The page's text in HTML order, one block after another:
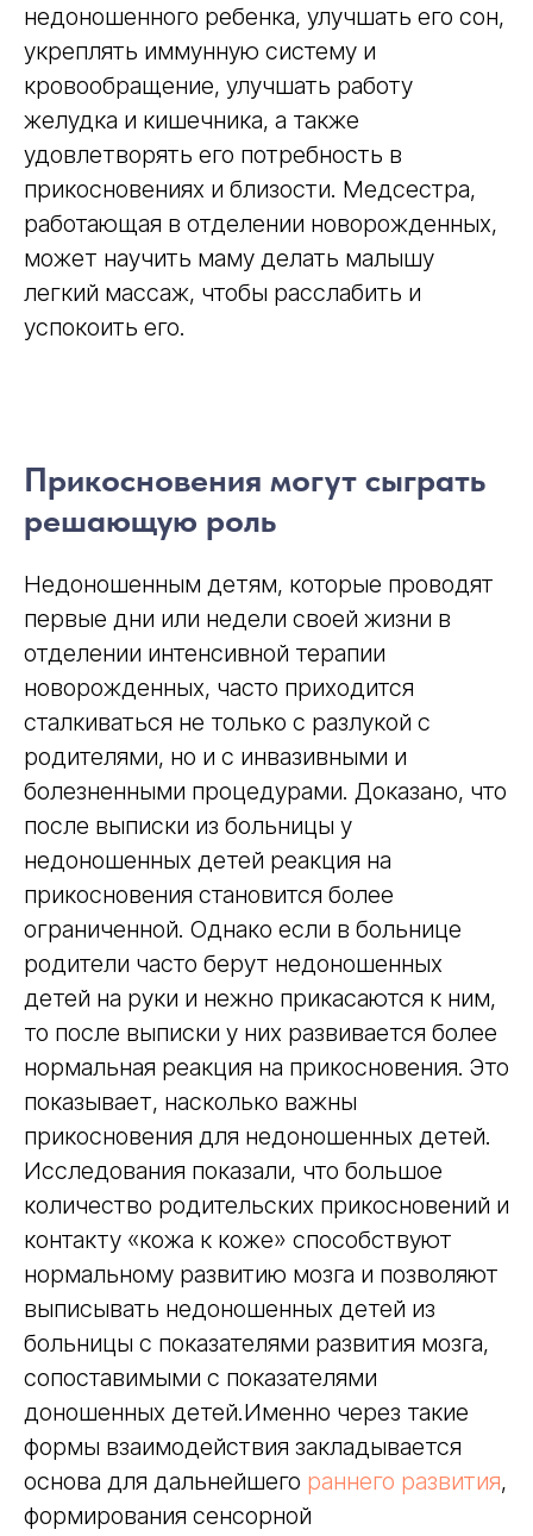
недоношенного ребенка, улучшать его сон,
укреплять иммунную систему и
кровообращение, улучшать работу
желудка и кишечника, а также
удовлетворять его потребность в
прикосновениях и близости. Медсестра,
работающая в отделении новорожденных,
может научить маму делать малышу
легкий массаж, чтобы расслабить и
успокоить его.
Прикосновения могут сыграть
решающую роль
Недоношенным детям, которые проводят
первые дни или недели своей жизни в
отделении интенсивной терапии
новорожденных, часто приходится
сталкиваться не только с разлукой с
родителями, но и с инвазивными и
болезненными процедурами. Доказано, что
после выписки из больницы у
недоношенных детей реакция на
прикосновения становится более
ограниченной. Однако если в больнице
родители часто берут недоношенных
детей на руки и нежно прикасаются к ним,
то после выписки у них развивается более
нормальная реакция на прикосновения. Это
показывает, насколько важны
прикосновения для недоношенных детей.
Исследования показали, что большое
количество родительских прикосновений и
контакту «кожа к коже» способствуют
нормальному развитию мозга и позволяют
выписывать недоношенных детей из
больницы с показателями развития мозга,
сопоставимыми с показателями
доношенных детей.Именно через такие
формы взаимодействия закладывается
основа для дальнейшего раннего развития,
формирования сенсорной